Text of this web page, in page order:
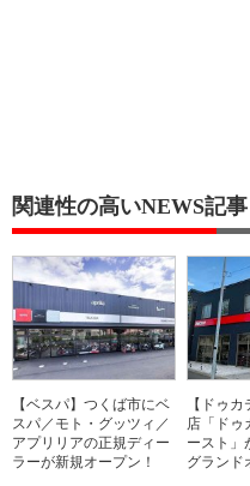
関連性の高いNEWS記事
【ベスパ】つくば市にベ
スパ／モト・グッツィ／
アプリリアの正規ディー
ラーが新規オープン！
【ドゥ
店「ドゥ
ースト」
グランド